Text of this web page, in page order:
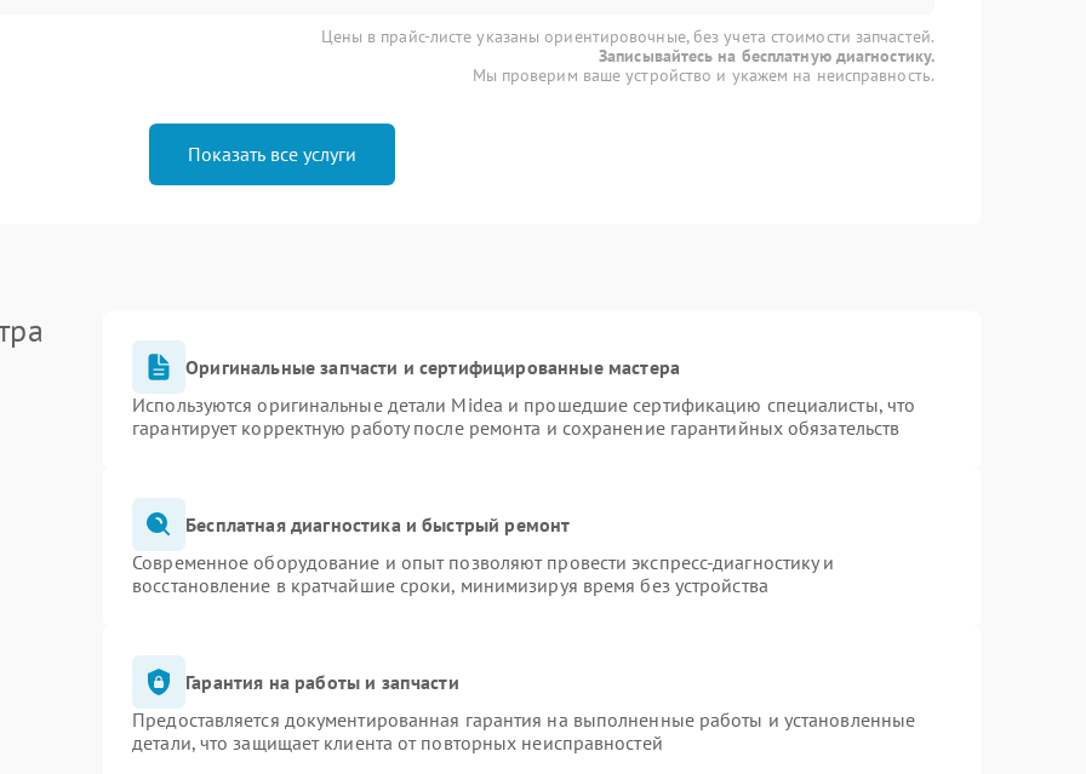
Цены в прайс-листе указаны ориентировочные, без учета стоимости запчастей.
Записывайтесь на бесплатную диагностику.
Мы проверим ваше устройство и укажем на неисправность.
Показать все услуги
Оригинальные запчасти и сертифицированные мастера
Используются оригинальные детали Midea и прошедшие сертификацию специалисты, что
гарантирует корректную работу после ремонта и сохранение гарантийных обязательств
Бесплатная диагностика и быстрый ремонт
Современное оборудование и опыт позволяют провести экспресс-диагностику и
восстановление в кратчайшие сроки, минимизируя время без устройства
Гарантия на работы и запчасти
Предоставляется документированная гарантия на выполненные работы и установленные
детали, что защищает клиента от повторных неисправностей